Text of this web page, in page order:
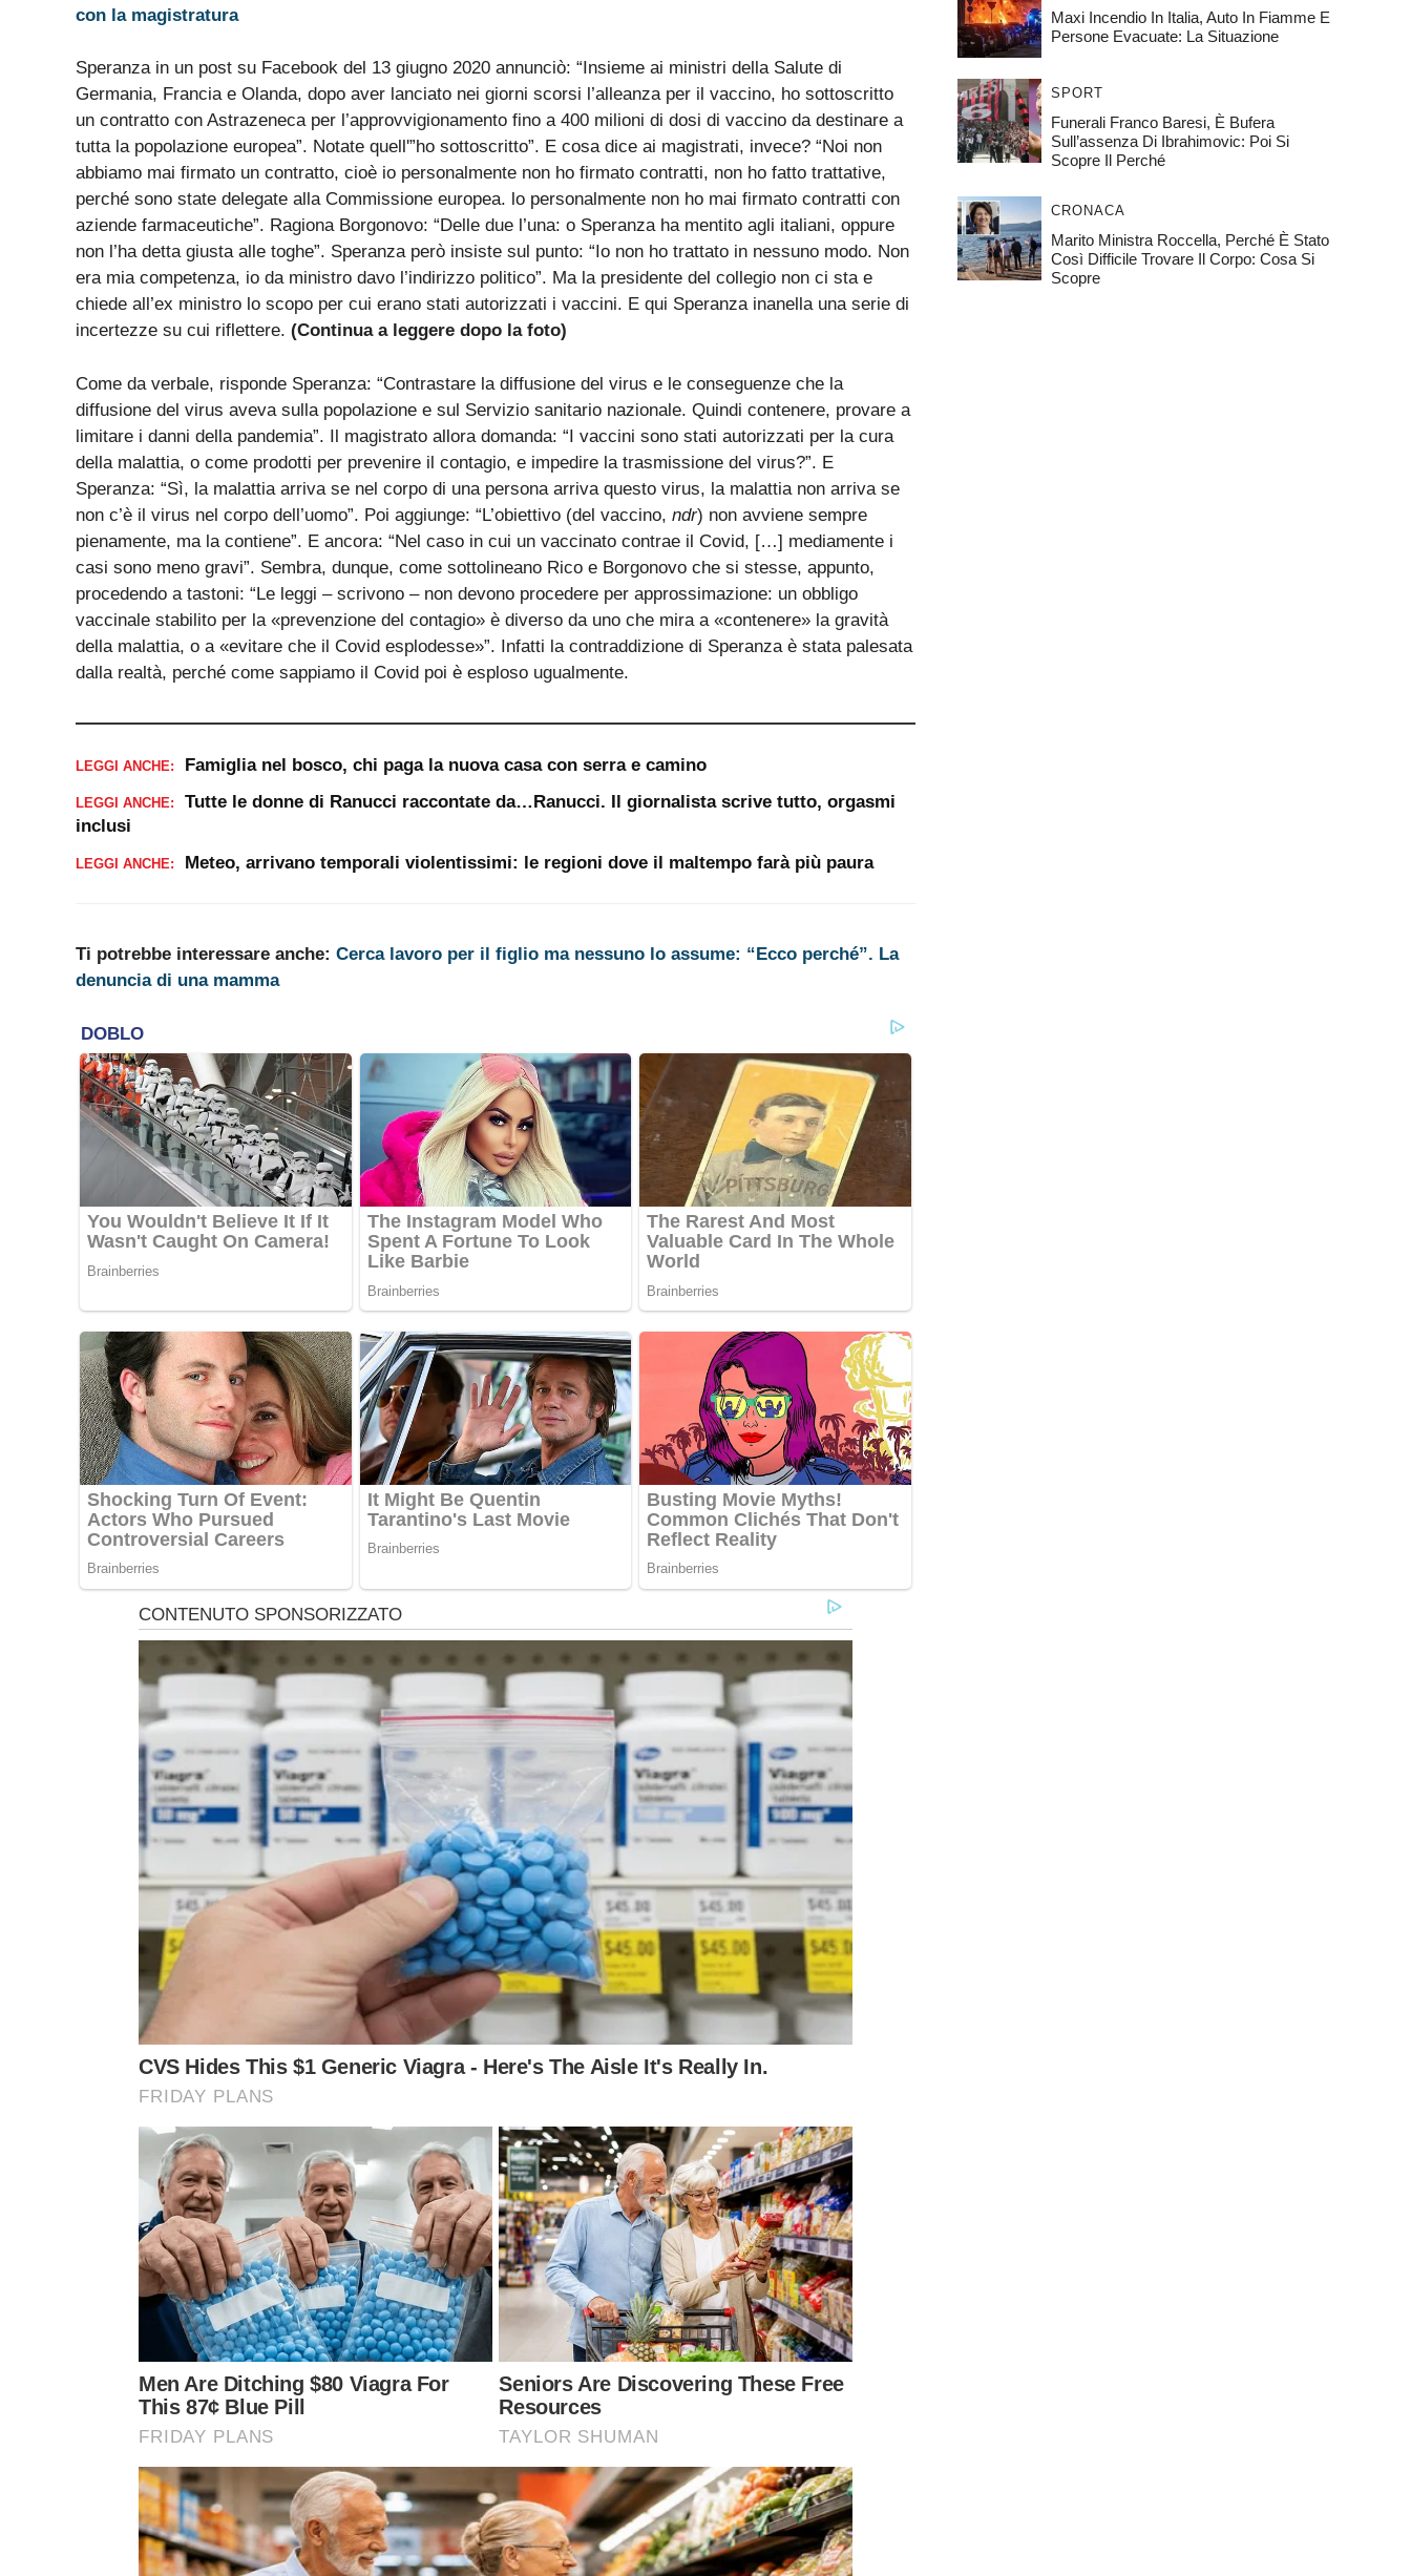
con la magistratura
Speranza in un post su Facebook del 13 giugno 2020 annunciò: “Insieme ai ministri della Salute di
Germania, Francia e Olanda, dopo aver lanciato nei giorni scorsi l’alleanza per il vaccino, ho sottoscritto
un contratto con Astrazeneca per l’approvvigionamento fino a 400 milioni di dosi di vaccino da destinare a
tutta la popolazione europea”. Notate quell'”ho sottoscritto”. E cosa dice ai magistrati, invece? “Noi non
abbiamo mai firmato un contratto, cioè io personalmente non ho firmato contratti, non ho fatto trattative,
perché sono state delegate alla Commissione europea. lo personalmente non ho mai firmato contratti con
aziende farmaceutiche”. Ragiona Borgonovo: “Delle due l’una: o Speranza ha mentito agli italiani, oppure
non l’ha detta giusta alle toghe”. Speranza però insiste sul punto: “Io non ho trattato in nessuno modo. Non
era mia competenza, io da ministro davo l’indirizzo politico”. Ma la presidente del collegio non ci sta e
chiede all’ex ministro lo scopo per cui erano stati autorizzati i vaccini. E qui Speranza inanella una serie di
incertezze su cui riflettere. (Continua a leggere dopo la foto)
Come da verbale, risponde Speranza: “Contrastare la diffusione del virus e le conseguenze che la
diffusione del virus aveva sulla popolazione e sul Servizio sanitario nazionale. Quindi contenere, provare a
limitare i danni della pandemia”. Il magistrato allora domanda: “I vaccini sono stati autorizzati per la cura
della malattia, o come prodotti per prevenire il contagio, e impedire la trasmissione del virus?”. E
Speranza: “Sì, la malattia arriva se nel corpo di una persona arriva questo virus, la malattia non arriva se
non c’è il virus nel corpo dell’uomo”. Poi aggiunge: “L’obiettivo (del vaccino, ndr) non avviene sempre
pienamente, ma la contiene”. E ancora: “Nel caso in cui un vaccinato contrae il Covid, […] mediamente i
casi sono meno gravi”. Sembra, dunque, come sottolineano Rico e Borgonovo che si stesse, appunto,
procedendo a tastoni: “Le leggi – scrivono – non devono procedere per approssimazione: un obbligo
vaccinale stabilito per la «prevenzione del contagio» è diverso da uno che mira a «contenere» la gravità
della malattia, o a «evitare che il Covid esplodesse»”. Infatti la contraddizione di Speranza è stata palesata
dalla realtà, perché come sappiamo il Covid poi è esploso ugualmente.
LEGGI ANCHE: Famiglia nel bosco, chi paga la nuova casa con serra e camino
LEGGI ANCHE:
Tutte le donne di Ranucci raccontate da…Ranucci. Il giornalista scrive tutto, orgasmi
inclusi
LEGGI ANCHE: Meteo, arrivano temporali violentissimi: le regioni dove il maltempo farà più paura
Ti potrebbe interessare anche: Cerca lavoro per il figlio ma nessuno lo assume: “Ecco perché”. La
denuncia di una mamma
Maxi Incendio In Italia, Auto In Fiamme E
Persone Evacuate: La Situazione
SPORT
Funerali Franco Baresi, È Bufera
Sull’assenza Di Ibrahimovic: Poi Si
Scopre Il Perché
CRONACA
Marito Ministra Roccella, Perché È Stato
Così Difficile Trovare Il Corpo: Cosa Si
Scopre